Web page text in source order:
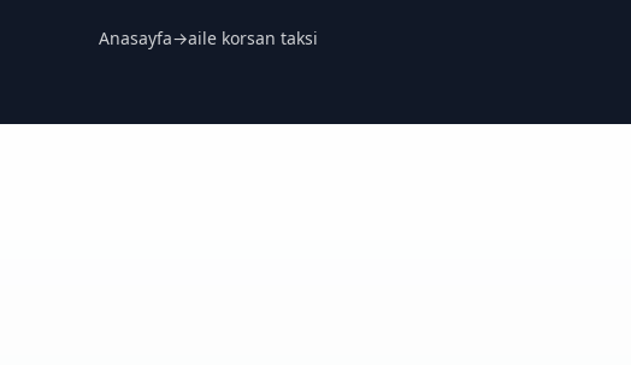
Anasayfa→aile korsan taksi